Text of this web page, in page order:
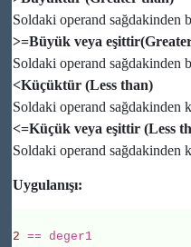
Soldaki operand sağdakinden
>=Büyük veya
Soldaki operand sağdakinden
<Küçüktür (Less than)
Soldaki operand sağdakinden
<=Küçük veya eşittir (Less
Soldaki operand sağdakinden
Uygulanışı:
2 == deger1